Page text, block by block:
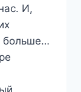
И,
больше…